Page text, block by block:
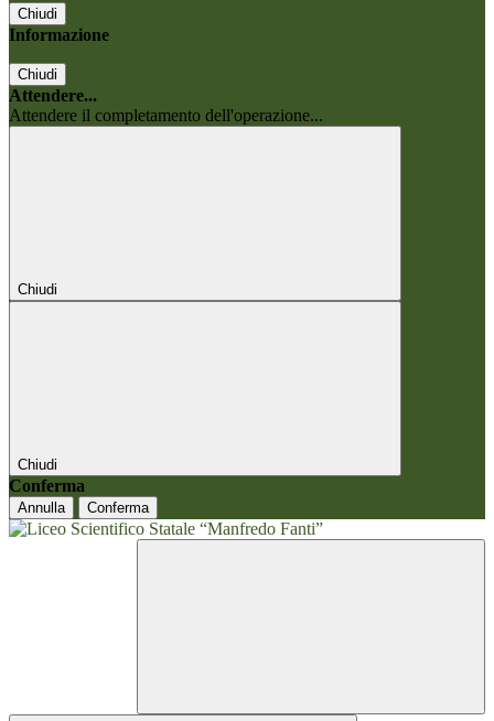
Chiudi
Informazione
Chiudi
Attendere...
Attendere il completamento dell'operazione...
Chiudi
Chiudi
Conferma
Annulla Conferma